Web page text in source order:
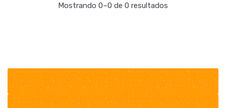
Mostrando 0–0 de 0 resultados